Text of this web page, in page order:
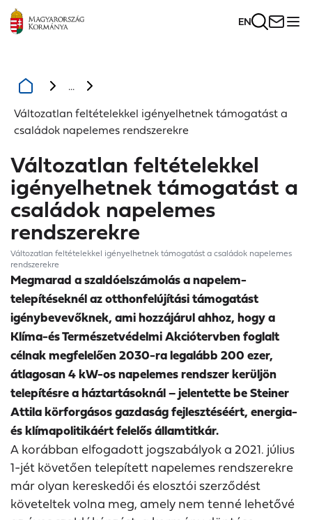
EN
...
Változatlan feltételekkel igényelhetnek támogatást a
családok napelemes rendszerekre
Változatlan feltételekkel
igényelhetnek támogatást a
családok napelemes
rendszerekre
Változatlan feltételekkel igényelhetnek támogatást a családok napelemes
rendszerekre
Megmarad a szaldóelszámolás a napelem-
telepítéseknél az otthonfelújítási támogatást
igénybevevőknek, ami hozzájárul ahhoz, hogy a
Klíma-és Természetvédelmi Akciótervben foglalt
célnak megfelelően 2030-ra legalább 200 ezer,
átlagosan 4 kW-os napelemes rendszer kerüljön
telepítésre a háztartásoknál – jelentette be Steiner
Attila körforgásos gazdaság fejlesztéséért, energia-
és klímapolitikáért felelős államtitkár.
A korábban elfogadott jogszabályok a 2021. július
1-jét követően telepített napelemes rendszerekre
már olyan kereskedői és elosztói szerződést
követeltek volna meg, amely nem tenné lehetővé